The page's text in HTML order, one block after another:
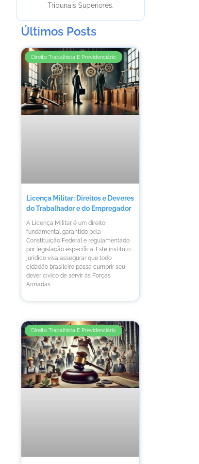
Tribunais Superiores.
Últimos Posts
Direito Trabalhista E Previdenciário
Licença Militar: Direitos e Deveres
do Trabalhador e do Empregador
A Licença Militar é um direito
fundamental garantido pela
Constituição Federal e regulamentado
por legislação específica. Este instituto
jurídico visa assegurar que todo
cidadão brasileiro possa cumprir seu
dever cívico de servir às Forças
Armadas
Direito Trabalhista E Previdenciário